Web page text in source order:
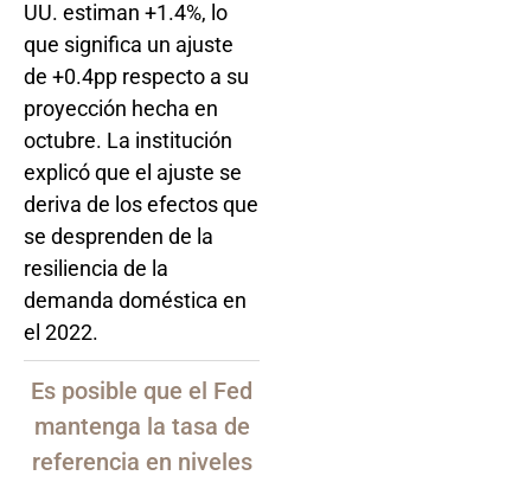
UU. estiman +1.4%, lo
que significa un ajuste
de +0.4pp respecto a su
proyección hecha en
octubre. La institución
explicó que el ajuste se
deriva de los efectos que
se desprenden de la
resiliencia de la
demanda doméstica en
el 2022.
Es posible que el Fed
mantenga la tasa de
referencia en niveles